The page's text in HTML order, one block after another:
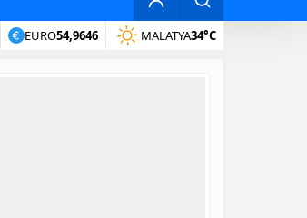
EURO54,9646 MALATYA34°C